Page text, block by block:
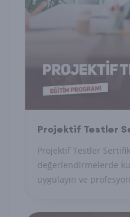
Projektif Testler
Projektif Testler
değerlendirmelerde
uygulayın ve